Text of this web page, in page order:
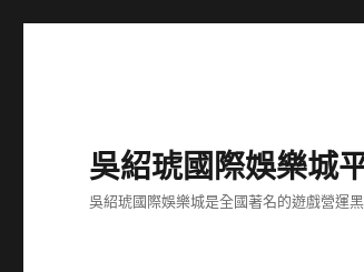
吳紹琥國際娛樂城
吳紹琥國際娛樂城是全國著名的遊戲營運